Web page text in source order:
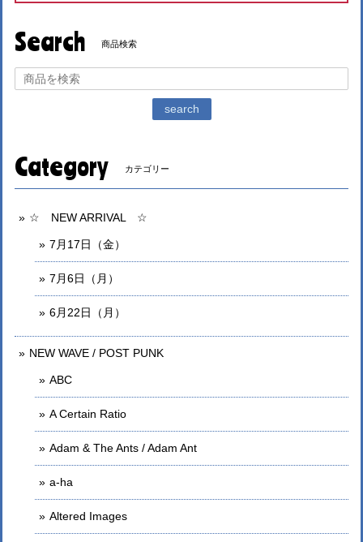
Search 商品検索
search
Category カテゴリー
☆ NEW ARRIVAL ☆
7月17日（金）
7月6日（月）
6月22日（月）
NEW WAVE / POST PUNK
ABC
A Certain Ratio
Adam & The Ants / Adam Ant
a-ha
Altered Images